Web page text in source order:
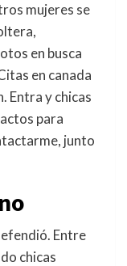
mujeres se
en busca
en canada
Entra y chicas
para
junto
Entre
chicas